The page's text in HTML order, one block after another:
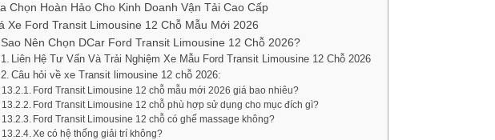
Chọn Hoàn Hảo Cho Kinh Doanh Vận Tải Cao Cấp
Xe Ford Transit Limousine 12 Chỗ Mẫu Mới 2026
Nên Chọn DCar Ford Transit Limousine 12 Chỗ 2026?
Liên Hệ Tư Vấn Và Trải Nghiệm Xe Mẫu Ford Transit Limousine 12 Chỗ 2026
Câu hỏi về xe Transit limousine 12 chỗ 2026:
Ford Transit Limousine 12 chỗ mẫu mới 2026 giá bao nhiêu?
Ford Transit Limousine 12 chỗ phù hợp sử dụng cho mục đích gì?
Ford Transit Limousine 12 chỗ có ghế massage không?
Xe có hệ thống giải trí không?